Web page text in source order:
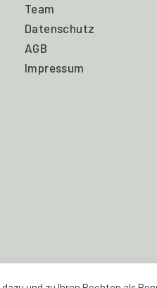
Team
Datenschutz
AGB
Impressum